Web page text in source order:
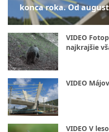
konca roka. Od
VIDEO
najkrajšie
VIDEO
VIDEO V